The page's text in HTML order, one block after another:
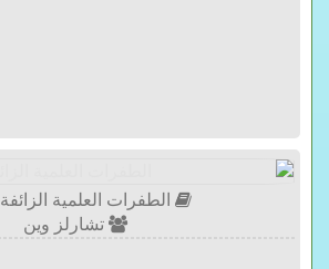
الطفرات العلمية الزائفة PDF
تشارلز وين